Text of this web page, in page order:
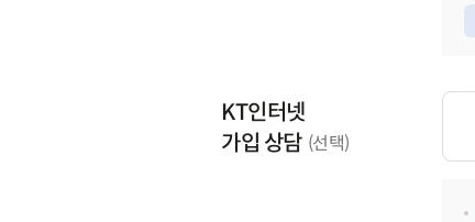
KT인터넷
가입 상담 (선택)